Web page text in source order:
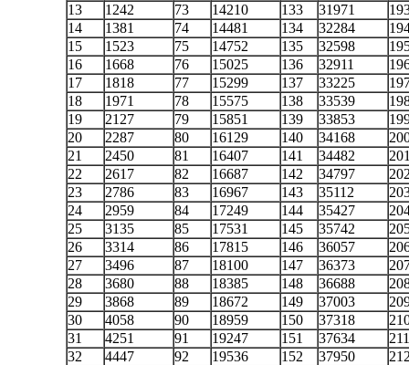
13
1242 73 14210 133 31971
14
1381 74 14481 134 32284
15
1523 75 14752 135 32598
16
1668 76 15025 136 32911
17
1818 77 15299 137 33225
18
1971 78 15575 138 33539
19
2127 79 15851 139 33853
20
2287 80 16129 140 34168
21
2450 81 16407 141 34482
22
2617 82 16687 142 34797
23
2786 83 16967 143 35112
24
2959 84 17249 144 35427
25
3135 85 17531 145 35742
26
3314 86 17815 146 36057
27
3496 87 18100 147 36373
28
3680 88 18385 148 36688
29
3868 89 18672 149 37003
30
4058 90 18959 150 37318
31
4251 91 19247 151 37634
211
32
4447 92 19536 152 37950